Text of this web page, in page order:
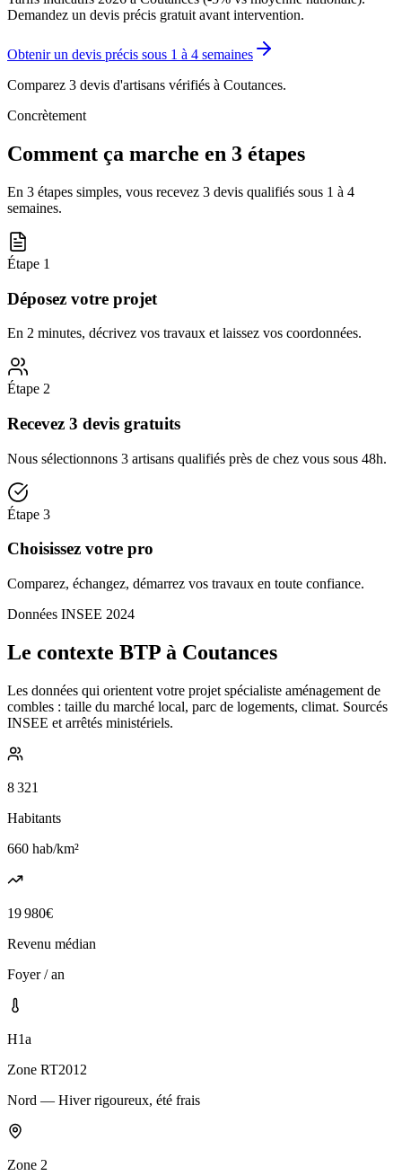
Demandez un devis précis gratuit avant intervention.
Obtenir un devis précis sous 1 à 4 semaines
Comparez 3 devis d'artisans vérifiés à Coutances.
Concrètement
Comment ça marche en 3 étapes
En 3 étapes simples, vous recevez 3 devis qualifiés sous 1 à 4
semaines.
Étape 1
Déposez votre projet
En 2 minutes, décrivez vos travaux et laissez vos coordonnées.
Étape 2
Recevez 3 devis gratuits
Nous sélectionnons 3 artisans qualifiés près de chez vous sous 48h.
Étape 3
Choisissez votre pro
Comparez, échangez, démarrez vos travaux en toute confiance.
Données INSEE 2024
Le contexte BTP à Coutances
Les données qui orientent votre projet spécialiste aménagement de
combles : taille du marché local, parc de logements, climat. Sourcés
INSEE et arrêtés ministériels.
8 321
Habitants
660 hab/km²
19 980€
Revenu médian
Foyer / an
H1a
Zone RT2012
Nord — Hiver rigoureux, été frais
Zone 2